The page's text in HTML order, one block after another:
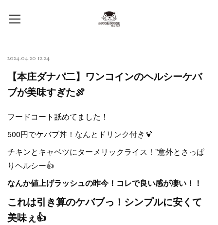
2024.04.20 12:24
【本庄ダナパ二】ワンコインのヘルシーケバ
ブが美味すぎた🍖
フードコート舐めてました！
500円でケバブ丼！なんとドリンク付き🍹
チキンとキャベツにターメリックライス！”意外とさっぱ
りヘルシー👍
なんか値上げラッシュの昨今！コレで良い感が凄い！！
これは引き算のケバブっ！シンプルに安くて
美味ぇ👍